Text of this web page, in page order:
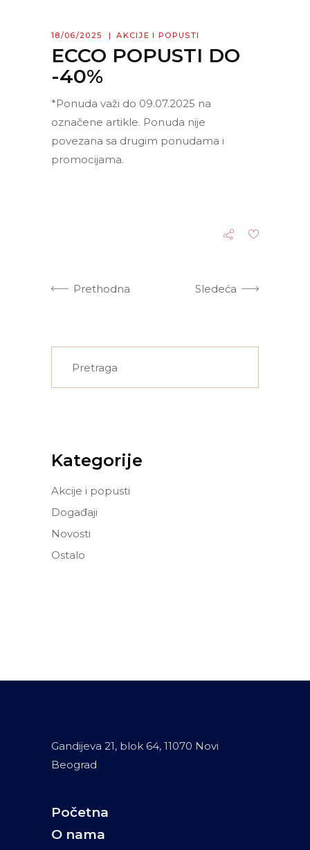
18/06/2025 AKCIJE I POPUSTI
ECCO POPUSTI DO
-40%
*Ponuda važi do 09.07.2025 na
označene artikle. Ponuda nije
povezana sa drugim ponudama i
promocijama.
Prethodna Sledeća
Kategorije
Akcije i popusti
Događaji
Novosti
Ostalo
Gandijeva 21, blok 64, 11070 Novi
Beograd
Početna
O nama